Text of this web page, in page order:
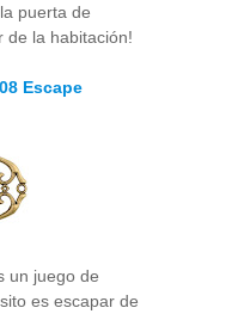
puerta de
de la habitación!
Escape
un juego de
es escapar de